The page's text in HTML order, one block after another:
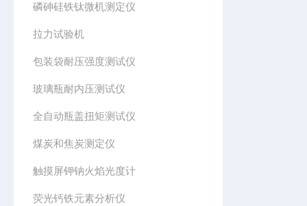
磷砷硅铁钛微机测定仪
拉力试验机
包装袋耐压强度测试仪
玻璃瓶耐内压测试仪
全自动瓶盖扭矩测试仪
煤炭和焦炭测定仪
触摸屏钾钠火焰光度计
荧光钙铁元素分析仪